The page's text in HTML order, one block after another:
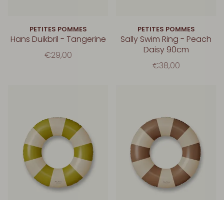
PETITES POMMES
Hans Duikbril - Tangerine
€29,00
PETITES POMMES
Sally Swim Ring - Peach
Daisy 90cm
€38,00